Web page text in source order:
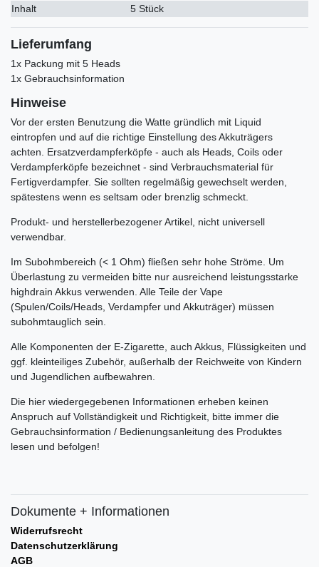
Inhalt 5 Stück
Lieferumfang
1x Packung mit 5 Heads
1x Gebrauchsinformation
Hinweise
Vor der ersten Benutzung die Watte gründlich mit Liquid
eintropfen und auf die richtige Einstellung des Akkuträgers
achten. Ersatzverdampferköpfe - auch als Heads, Coils oder
Verdampferköpfe bezeichnet - sind Verbrauchsmaterial für
Fertigverdampfer. Sie sollten regelmäßig gewechselt werden,
spätestens wenn es seltsam oder brenzlig schmeckt.
Produkt- und herstellerbezogener Artikel, nicht universell
verwendbar.
Im Subohmbereich (< 1 Ohm) fließen sehr hohe Ströme. Um
Überlastung zu vermeiden bitte nur ausreichend leistungsstarke
highdrain Akkus verwenden. Alle Teile der Vape
(Spulen/Coils/Heads, Verdampfer und Akkuträger) müssen
subohmtauglich sein.
Alle Komponenten der E-Zigarette, auch Akkus, Flüssigkeiten und
ggf. kleinteiliges Zubehör, außerhalb der Reichweite von Kindern
und Jugendlichen aufbewahren.
Die hier wiedergegebenen Informationen erheben keinen
Anspruch auf Vollständigkeit und Richtigkeit, bitte immer die
Gebrauchsinformation / Bedienungsanleitung des Produktes
lesen und befolgen!
Dokumente + Informationen
Widerrufsrecht
Datenschutzerklärung
AGB